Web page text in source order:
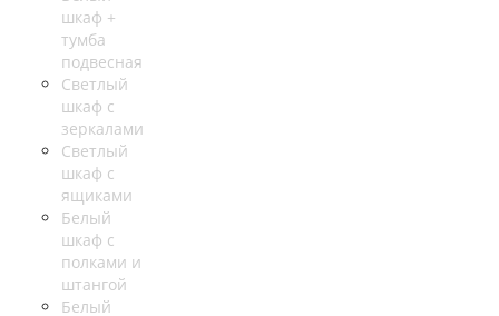
шкаф +
тумба
подвесная
Светлый
шкаф с
зеркалами
Светлый
шкаф с
ящиками
Белый
шкаф с
полками и
штангой
Белый